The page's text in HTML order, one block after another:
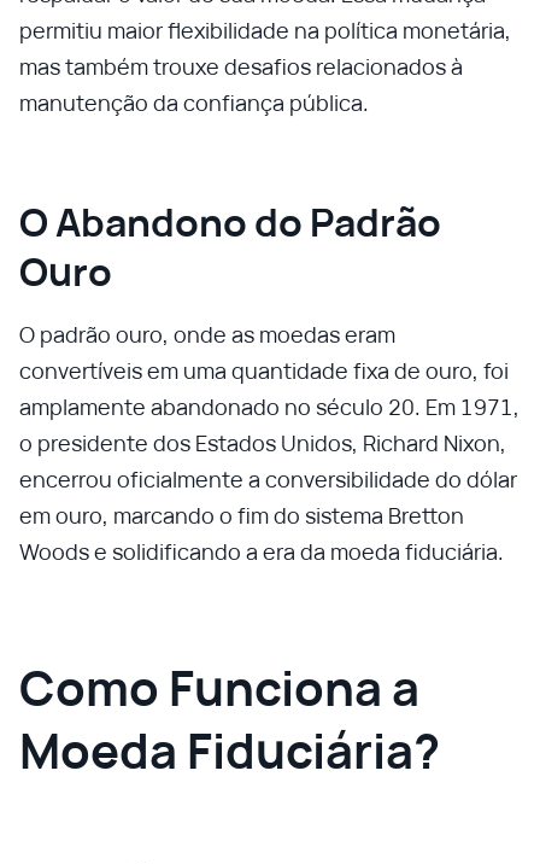
permitiu maior flexibilidade na política monetária,
mas também trouxe desafios relacionados à
manutenção da confiança pública.
O Abandono do Padrão
Ouro
O padrão ouro, onde as moedas eram
convertíveis em uma quantidade fixa de ouro, foi
amplamente abandonado no século 20. Em 1971,
o presidente dos Estados Unidos, Richard Nixon,
encerrou oficialmente a conversibilidade do dólar
em ouro, marcando o fim do sistema Bretton
Woods e solidificando a era da moeda fiduciária.
Como Funciona a
Moeda Fiduciária?